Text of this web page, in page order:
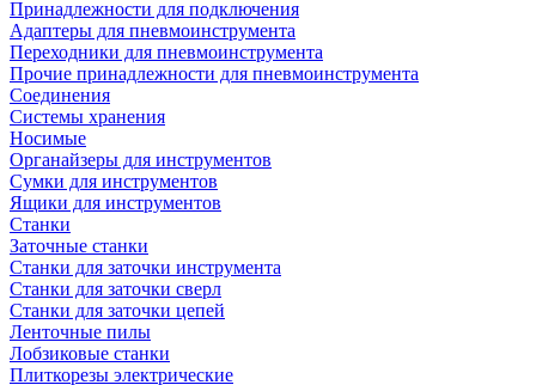
Принадлежности для подключения
Адаптеры для пневмоинструмента
Переходники для пневмоинструмента
Прочие принадлежности для пневмоинструмента
Соединения
Системы хранения
Носимые
Органайзеры для инструментов
Сумки для инструментов
Ящики для инструментов
Станки
Заточные станки
Станки для заточки инструмента
Станки для заточки сверл
Станки для заточки цепей
Ленточные пилы
Лобзиковые станки
Плиткорезы электрические